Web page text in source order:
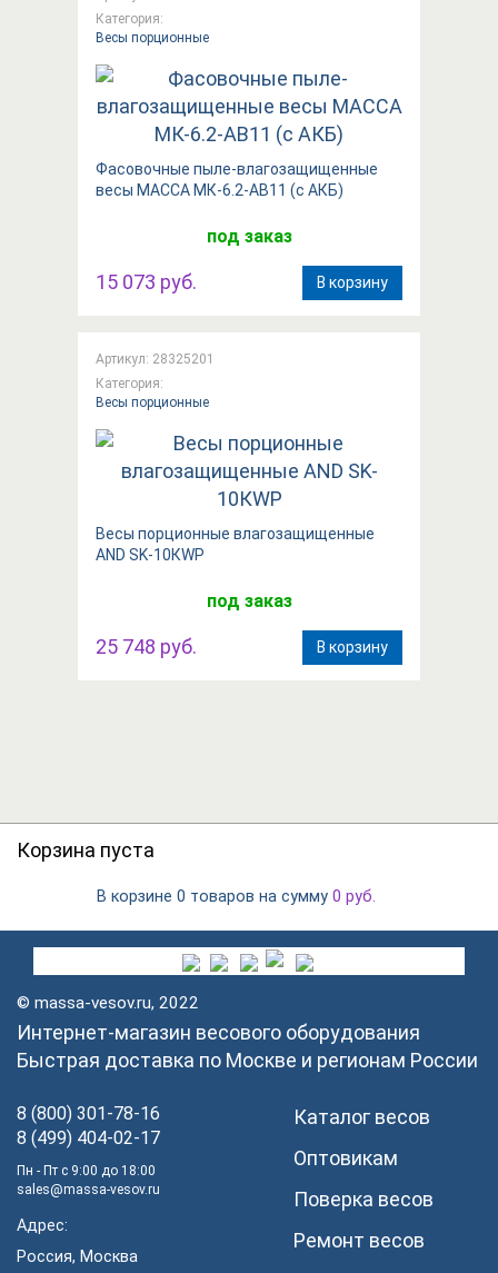
Категория:
Весы порционные
Фасовочные пыле-влагозащищенные
весы МАССА МК-6.2-АВ11 (с АКБ)
под заказ
15 073 руб. В корзину
Артикул: 28325201
Категория:
Весы порционные
Вeсы порционные влагозащищенные
AND SK-10КWP
под заказ
25 748 руб. В корзину
Корзина пуста
В корзине 0 товаров на сумму 0 руб.
© massa-vesov.ru, 2022
Интернет-магазин весового оборудования
Быстрая доставка по Москве и регионам России
8 (800) 301-78-16
8 (499) 404-02-17
Пн - Пт с 9:00 до 18:00
sales@massa-vesov.ru
Адрес:
Россия, Москва
Каталог весов
Оптовикам
Поверка весов
Ремонт весов